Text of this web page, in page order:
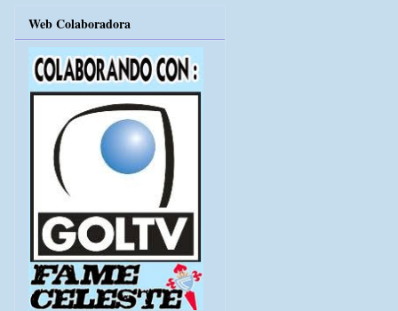
Web Colaboradora